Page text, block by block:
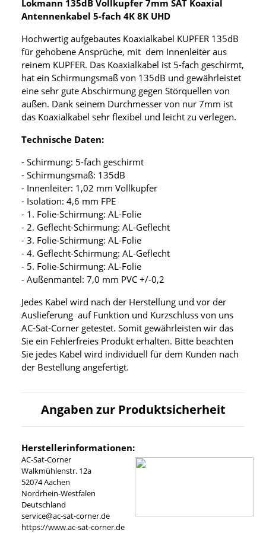
Lokmann 135dB Vollkupfer 7mm SAT Koaxial
Antennenkabel 5-fach 4K 8K UHD
Hochwertig aufgebautes Koaxialkabel KUPFER 135dB
für gehobene Ansprüche, mit dem Innenleiter aus
reinem KUPFER. Das Koaxialkabel ist 5-fach geschirmt,
hat ein Schirmungsmaß von 135dB und gewährleistet
eine sehr gute Abschirmung gegen Störquellen von
außen. Dank seinem Durchmesser von nur 7mm ist
das Koaxialkabel sehr flexibel und leicht zu verlegen.
Technische Daten:
- Schirmung: 5-fach geschirmt
- Schirmungsmaß: 135dB
- Innenleiter: 1,02 mm Vollkupfer
- Isolation: 4,6 mm FPE
- 1. Folie-Schirmung: AL-Folie
- 2. Geflecht-Schirmung: AL-Geflecht
- 3. Folie-Schirmung: AL-Folie
- 4. Geflecht-Schirmung: AL-Geflecht
- 5. Folie-Schirmung: AL-Folie
- Außenmantel: 7,0 mm PVC +/-0,2
Jedes Kabel wird nach der Herstellung und vor der
Auslieferung auf Funktion und Kurzschluss von uns
AC-Sat-Corner getestet. Somit gewährleisten wir das
Sie ein Fehlerfreies Produkt erhalten. Bitte beachten
Sie jedes Kabel wird individuell für dem Kunden nach
der Bestellung angefertigt.
Angaben zur Produktsicherheit
Herstellerinformationen:
AC-Sat-Corner
Walkmühlenstr. 12a
52074 Aachen
Nordrhein-Westfalen
Deutschland
service@ac-sat-corner.de
https://www.ac-sat-corner.de